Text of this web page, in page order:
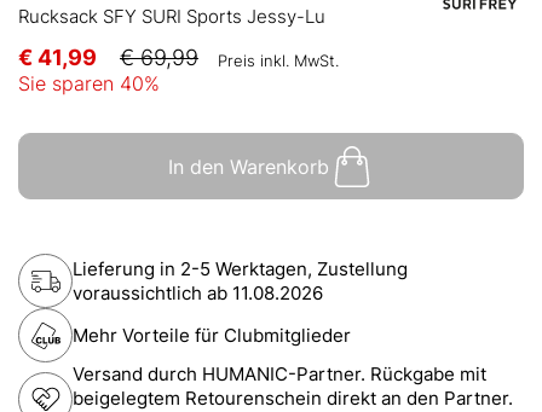
Rucksack SFY SURI Sports Jessy-Lu
€ 41,99 € 69,99 Preis inkl. MwSt.
Sie sparen 40%
In den Warenkorb
Lieferung in 2-5 Werktagen, Zustellung
voraussichtlich ab 11.08.2026
Mehr Vorteile für Clubmitglieder
Versand durch HUMANIC-Partner. Rückgabe mit
beigelegtem Retourenschein direkt an den Partner.